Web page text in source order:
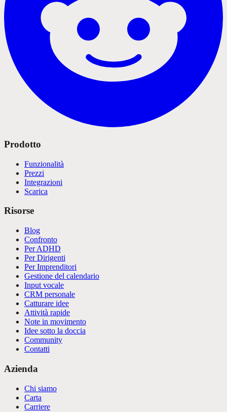
Prodotto
Funzionalità
Prezzi
Integrazioni
Scarica
Risorse
Blog
Confronto
Per ADHD
Per Dirigenti
Per Imprenditori
Gestione del calendario
Input vocale
CRM personale
Catturare idee
Attività rapide
Note in movimento
Idee sotto la doccia
Community
Contatti
Azienda
Chi siamo
Carta
Carriere